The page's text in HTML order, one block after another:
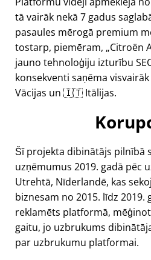
tā vairāk nekā 7 gadus
pasaules mērogā premium
tostarp, piemēram, Citroën
jauno tehnoloģiju izturību
konsekventi saņēma
Vācijas un 🇮🇹 Itālijas.
Šī projekta dibinātājs pilnībā
uzņēmumus 2019. gadā pēc
Utrehtā, Nīderlandē, kas
biznesam no 2015. līdz 2019.
reklamēts platformā,
gaitu, jo uzbrukums
par uzbrukumu platformai.